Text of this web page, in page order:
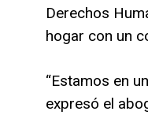
Derechos
hogar con un
“Estamos en
expresó el